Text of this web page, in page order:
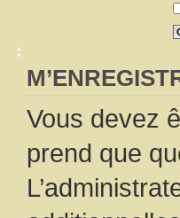
Vous devez
prend que